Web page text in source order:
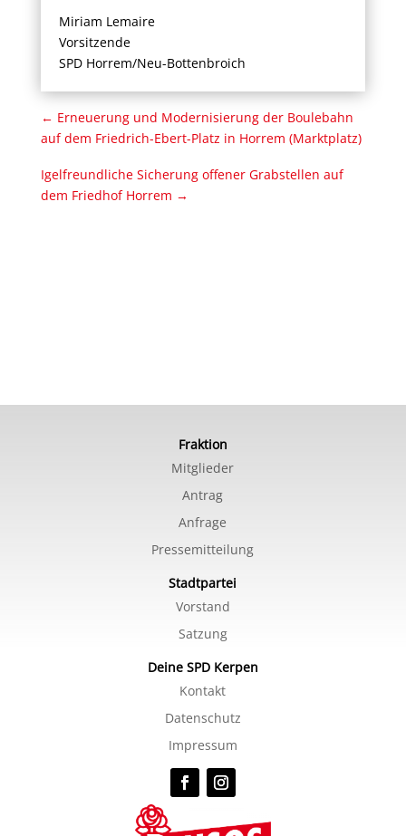
Miriam Lemaire
Vorsitzende
SPD Horrem/Neu-Bottenbroich
← Erneuerung und Modernisierung der Boulebahn
auf dem Friedrich-Ebert-Platz in Horrem (Marktplatz)
Igelfreundliche Sicherung offener Grabstellen auf
dem Friedhof Horrem →
Fraktion
Mitglieder
Antrag
Anfrage
Pressemitteilung
Stadtpartei
Vorstand
Satzung
Deine SPD Kerpen
Kontakt
Datenschutz
Impressum